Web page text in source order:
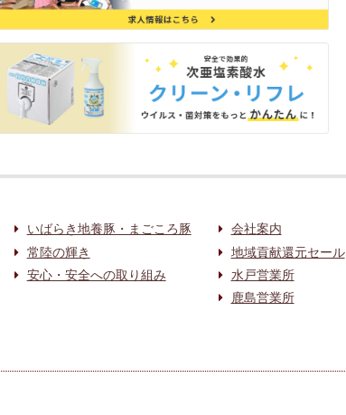
いばらき地養豚・まごころ豚
常陸の輝き
安心・安全への取り組み
会社案内
地域貢献還元セール
水戸営業所
鹿島営業所